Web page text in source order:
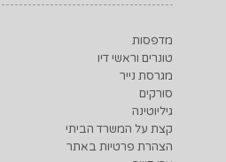
מדפסות
טונרים וראשי דיו
מגרסת נייר
סורקים
גיליוטינה
קצת על המשרד הביתי
הצהרת פרטיות באתר